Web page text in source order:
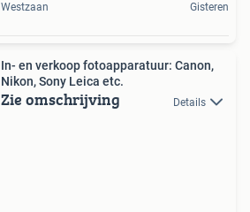
Westzaan Gisteren
In- en verkoop fotoapparatuur: Canon,
Nikon, Sony Leica etc.
Zie omschrijving Details